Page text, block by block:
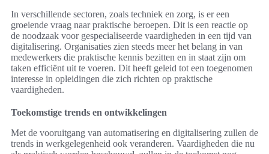
In verschillende sectoren, zoals techniek en zorg, is er een
groeiende vraag naar praktische beroepen. Dit is een reactie op
de noodzaak voor gespecialiseerde vaardigheden in een tijd van
digitalisering. Organisaties zien steeds meer het belang in van
medewerkers die praktische kennis bezitten en in staat zijn om
taken efficiënt uit te voeren. Dit heeft geleid tot een toegenomen
interesse in opleidingen die zich richten op praktische
vaardigheden.
Toekomstige trends en ontwikkelingen
Met de vooruitgang van automatisering en digitalisering zullen de
trends in werkgelegenheid ook veranderen. Vaardigheden die nu